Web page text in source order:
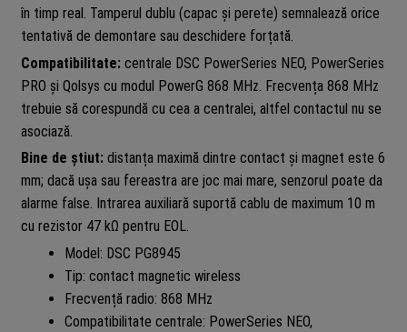
în timp real. Tamperul dublu (capac și perete) semnalează orice
tentativă de demontare sau deschidere forțată.
Compatibilitate:centrale DSC PowerSeries NEO, PowerSeries
PRO și Qolsys cu modul PowerG 868 MHz. Frecvența 868 MHz
trebuie să corespundă cu cea a centralei, altfel contactul nu se
asociază.
Bine de știut:distanța maximă dintre contact și magnet este 6
mm; dacă ușa sau fereastra are joc mai mare, senzorul poate da
alarme false. Intrarea auxiliară suportă cablu de maximum 10 m
cu rezistor 47 kΩ pentru EOL.
Model: DSC PG8945
Tip: contact magnetic wireless
Frecvență radio: 868 MHz
Compatibilitate centrale: PowerSeries NEO,